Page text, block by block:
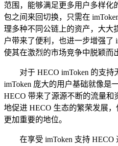
范围，能够满足更多用户多样化
包之间来回切换，只需在
理多种不同公链上的资产，大大
户带来了便利，也进一步增强了
使其在激烈的市场竞争中脱颖而
对于 HECO imToken 的支持
imToken 庞大的用户基础就像是
HECO 带来了源源不断的流量和
地促进 HECO 生态的繁荣发展
更加重要的地位。
在享受 imToken 支持